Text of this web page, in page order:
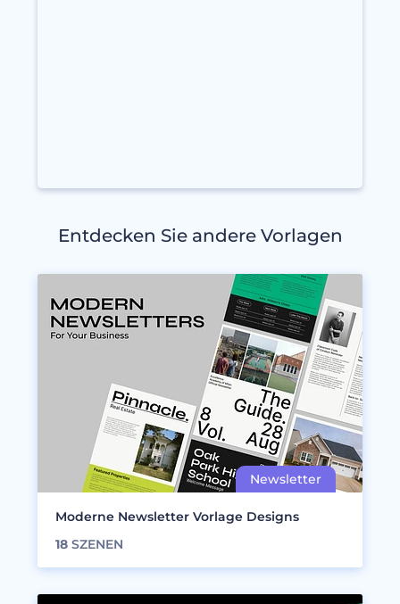
Entdecken Sie andere Vorlagen
Moderne Newsletter Vorlage Designs
18 SZENEN